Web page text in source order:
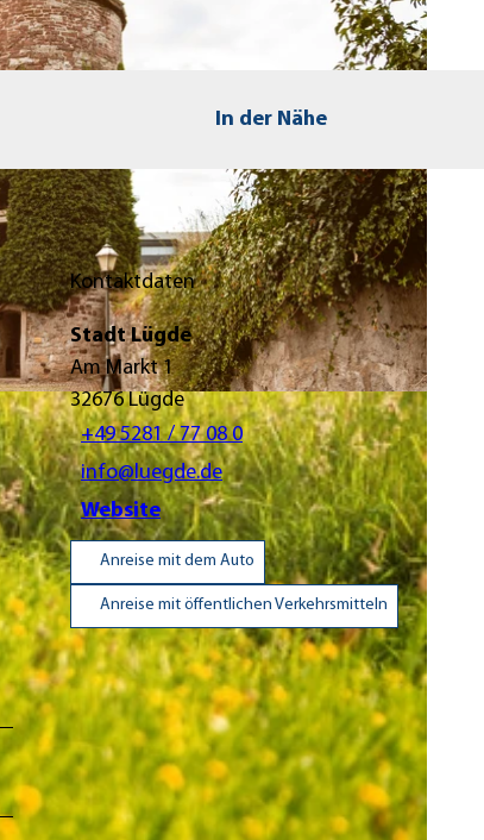
In der Nähe
Kontaktdaten
Stadt Lügde
Am Markt 1
32676Lügde
+49 5281 / 77 08 0
info@luegde.de
Website
Anreise mit dem Auto
Anreise mit öffentlichen Verkehrsmitteln